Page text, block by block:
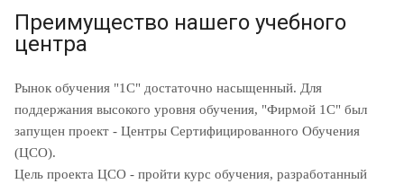
Преимущество нашего учебного
центра
Рынок обучения "1С" достаточно насыщенный. Для
поддержания высокого уровня обучения, "Фирмой 1С" был
запущен проект - Центры Сертифицированного Обучения
(ЦСО).
Цель проекта ЦСО - пройти курс обучения, разработанный